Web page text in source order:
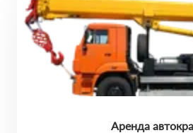
Аренда